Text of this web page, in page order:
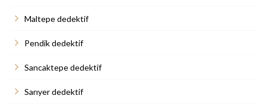
Maltepe dedektif
Pendik dedektif
Sancaktepe dedektif
Sarıyer dedektif